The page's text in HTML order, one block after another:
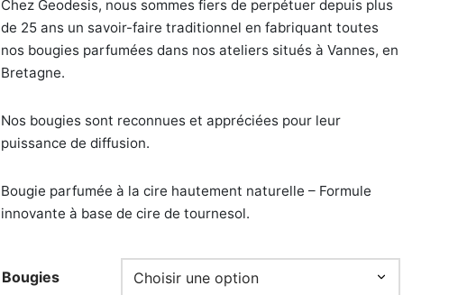
Chez Geodesis, nous sommes fiers de perpétuer depuis plus
de 25 ans un savoir-faire traditionnel en fabriquant toutes
nos bougies parfumées dans nos ateliers situés à Vannes, en
Bretagne.
Nos bougies sont reconnues et appréciées pour leur
puissance de diffusion.
Bougie parfumée à la cire hautement naturelle – Formule
innovante à base de cire de tournesol.
Bougies